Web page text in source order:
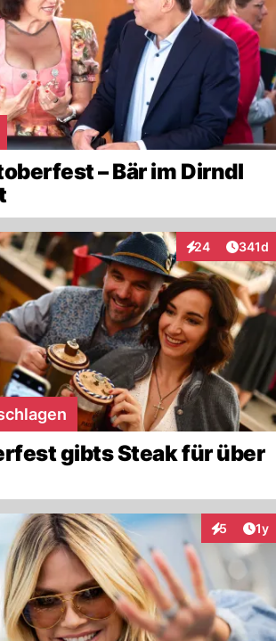
– Bär im Dirndl
24
Interaktionen
341d
gibts Steak für über
5 1y